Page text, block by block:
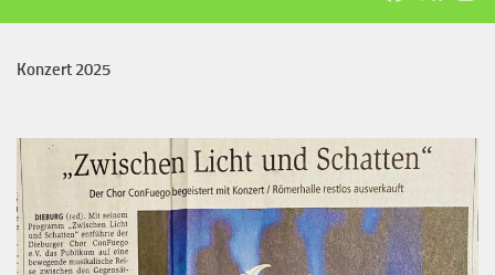
Konzert 2025